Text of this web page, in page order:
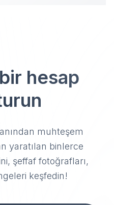
hesap
muhteşem
yaratılan binlerce
şeffaf fotoğrafları,
keşfedin!